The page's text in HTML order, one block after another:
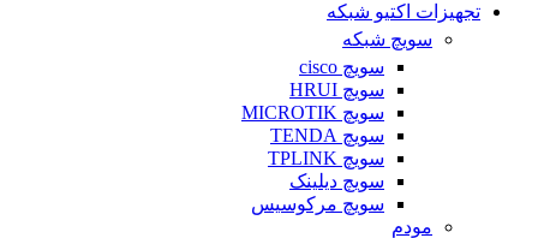
تجهیزات اکتیو شبکه
سویچ شبکه
سویچ cisco
سویچ HRUI
سویچ MICROTIK
سویچ TENDA
سویچ TPLINK
سویچ دیلینک
سویچ مرکوسیس
مودم